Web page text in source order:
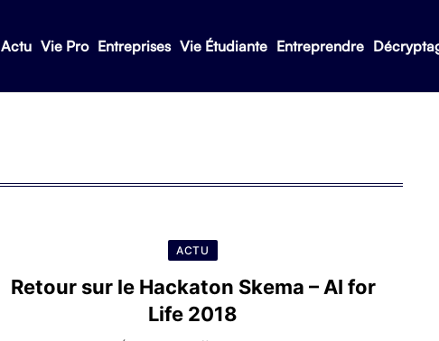
Actu Vie Pro Entreprises Vie Étudiante Entreprendre
ACTU
Retour sur le Hackaton Skema – AI for
Life 2018